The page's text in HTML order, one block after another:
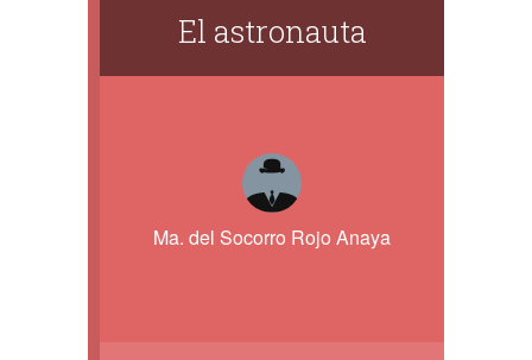
El astronauta
Ma. del Socorro Rojo Anaya